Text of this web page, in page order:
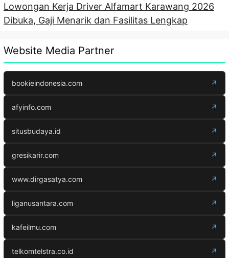
Lowongan Kerja Driver Alfamart Karawang 2026
Dibuka, Gaji Menarik dan Fasilitas Lengkap
Website Media Partner
bookieindonesia.com ↗
afyinfo.com ↗
situsbudaya.id ↗
gresikarir.com ↗
www.dirgasatya.com ↗
liganusantara.com ↗
kafeilmu.com ↗
telkomtelstra.co.id ↗